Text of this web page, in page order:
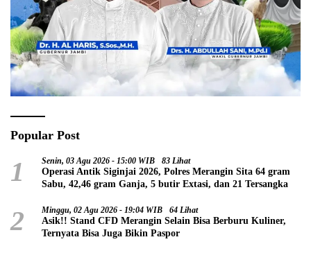
Popular Post
1 Senin, 03 Agu 2026 - 15:00 WIB 83 Lihat
Operasi Antik Siginjai 2026, Polres Merangin Sita 64 gram
Sabu, 42,46 gram Ganja, 5 butir Extasi, dan 21 Tersangka
2 Minggu, 02 Agu 2026 - 19:04 WIB 64 Lihat
Asik!! Stand CFD Merangin Selain Bisa Berburu Kuliner,
Ternyata Bisa Juga Bikin Paspor